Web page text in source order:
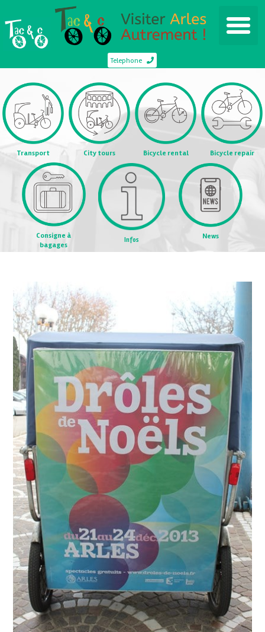
Telephone
Transport City tours Bicycle rental Bicycle repair
Consigne à
bagages
Infos News